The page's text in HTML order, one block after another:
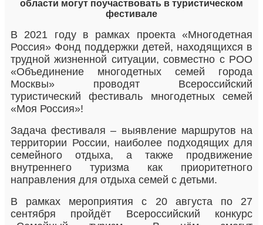
области могут поучаствовать в туристическом
фестивале
В 2021 году в рамках проекта «Многодетная
Россия» Фонд поддержки детей, находящихся в
трудной жизненной ситуации, совместно с РОО
«Объединение многодетных семей города
Москвы» проводят Всероссийский
туристический фестиваль многодетных семей
«Моя Россия»!
Задача фестиваля – выявление маршрутов на
территории России, наиболее подходящих для
семейного отдыха, а также продвижение
внутреннего туризма как приоритетного
направления для отдыха семей с детьми.
В рамках мероприятия с 20 августа по 27
сентября пройдёт Всероссийский конкурс